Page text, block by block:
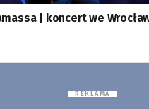
| koncert we